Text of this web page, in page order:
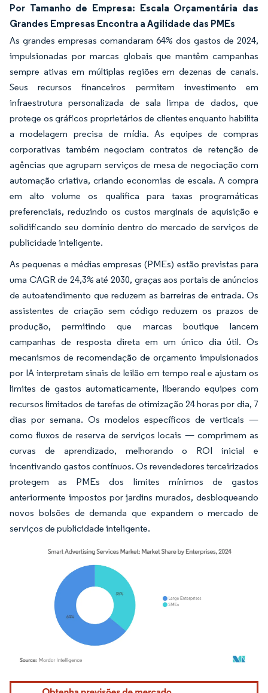
Por Tamanho de Empresa: Escala Orçamentária das
Grandes Empresas Encontra a Agilidade das PMEs
As grandes empresas comandaram 64% dos gastos de 2024,
impulsionadas por marcas globais que mantêm campanhas
sempre ativas em múltiplas regiões em dezenas de canais.
Seus recursos financeiros permitem investimento em
infraestrutura personalizada de sala limpa de dados, que
protege os gráficos proprietários de clientes enquanto habilita
a modelagem precisa de mídia. As equipes de compras
corporativas também negociam contratos de retenção de
agências que agrupam serviços de mesa de negociação com
automação criativa, criando economias de escala. A compra
em alto volume os qualifica para taxas programáticas
preferenciais, reduzindo os custos marginais de aquisição e
solidificando seu domínio dentro do mercado de serviços de
publicidade inteligente.
As pequenas e médias empresas (PMEs) estão previstas para
uma CAGR de 24,3% até 2030, graças aos portais de anúncios
de autoatendimento que reduzem as barreiras de entrada. Os
assistentes de criação sem código reduzem os prazos de
produção, permitindo que marcas boutique lancem
campanhas de resposta direta em um único dia útil. Os
mecanismos de recomendação de orçamento impulsionados
por IA interpretam sinais de leilão em tempo real e ajustam os
limites de gastos automaticamente, liberando equipes com
recursos limitados de tarefas de otimização 24 horas por dia, 7
dias por semana. Os modelos específicos de verticais —
como fluxos de reserva de serviços locais — comprimem as
curvas de aprendizado, melhorando o ROI inicial e
incentivando gastos contínuos. Os revendedores terceirizados
protegem as PMEs dos limites mínimos de gastos
anteriormente impostos por jardins murados, desbloqueando
novos bolsões de demanda que expandem o mercado de
serviços de publicidade inteligente.
Imagem © Mordor Intelligence. O reuso requer atribuição conforme CC BY 4.0.